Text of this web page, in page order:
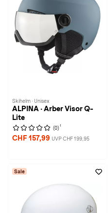
Skihelm · Unisex
ALPINA · Arber Visor Q-
Lite
(0) 1
CHF 157,99 UVP CHF 199,95
Sale